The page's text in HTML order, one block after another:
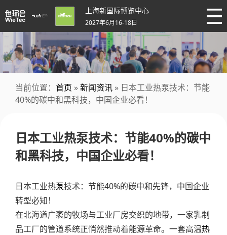
上海新国际博览中心
2027年6月16-18日
当前位置： 首页 »新闻资讯 » 日本工业热泵技术：节能
40%的碳中和黑科技，中国企业必看！
日本工业热泵技术：节能40%的碳中
和黑科技，中国企业必看！
日本工业热泵技术：节能40%的碳中和先锋，中国企业
转型必知！
在北海道广袤的牧场与工业厂房交织的地带，一家乳制
品工厂的管道系统正悄然推动着能源革命。一套高温热